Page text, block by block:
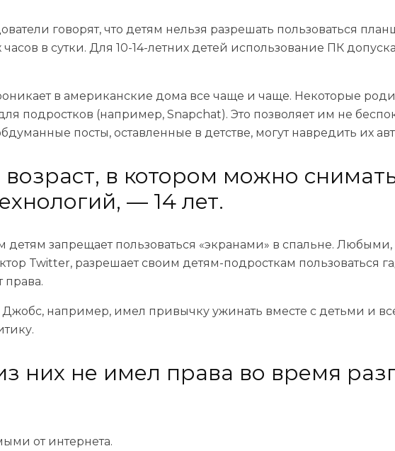
говорят, что детям нельзя разрешать пользоваться
в сутки. Для 10-14-летних детей использование ПК
в американские дома все чаще и чаще. Некоторые
подростков (например, Snapchat). Это позволяет им не
посты, оставленные в детстве, могут навредить их
возраст, в котором можно
— 14 лет.
запрещает пользоваться «экранами» в спальне. Любыми,
Twitter, разрешает своим детям-подросткам пользоваться
права.
Джобс, например, имел привычку ужинать вместе с детьми и
них не имел права во время
от интернета.